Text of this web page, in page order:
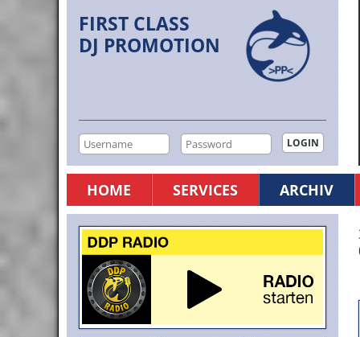
FIRST CLASS
DJ PROMOTION
HOME SERVICES ARCHIV